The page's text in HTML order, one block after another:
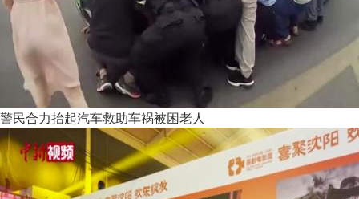
警民合力抬起汽车救助车祸被困老人